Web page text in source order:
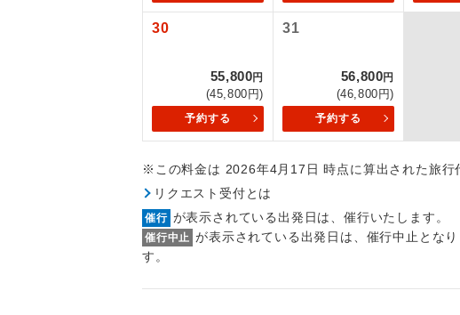
30
55,800円
(45,800円)
予約する
31
56,800円
(46,800円)
予約する
※この料金は 2026年4月17日 時点に算出された旅行
リクエスト受付とは
催行 が表示されている出発日は、催行いたします。
催行中止 が表示されている出発日は、催行中止とな
す。
露天風呂
全食事付き
トラベルイヤホン